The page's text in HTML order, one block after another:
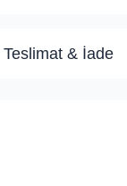
Teslimat & İade